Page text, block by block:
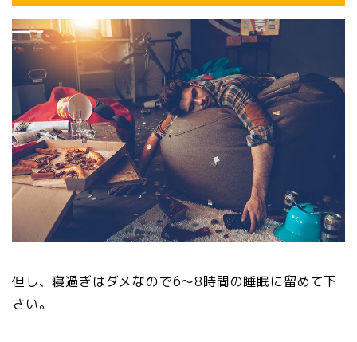
但し、寝過ぎはダメなので6～8時間の睡眠に留めて下
さい。